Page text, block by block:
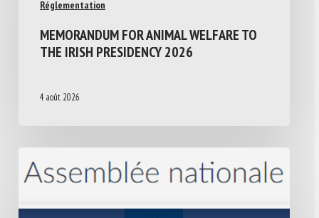
Réglementation
MEMORANDUM FOR ANIMAL WELFARE TO
THE IRISH PRESIDENCY 2026
4 août 2026